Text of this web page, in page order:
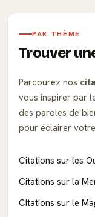
PAR THÈME
Trouver
Parcourez nos
vous inspirer par
des paroles de
pour éclairer
Citations sur les
Citations sur la
Citations sur le